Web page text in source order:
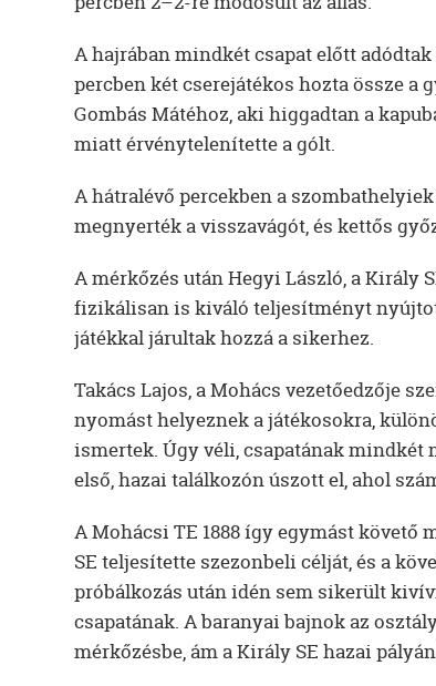
A hajrában mindkét csapat előtt
percben két cserejátékos hozta össze a
Gombás Mátéhoz, aki higgadtan a
miatt érvénytelenítette a gólt.
A hátralévő percekben a
megnyerték a visszavágót, és kettős
A mérkőzés után Hegyi László, a Király
fizikálisan is kiváló teljesítményt
játékkal járultak hozzá a sikerhez.
Takács Lajos, a Mohács vezetőedzője
nyomást helyeznek a játékosokra,
ismertek. Úgy véli, csapatának mindkét
első, hazai találkozón úszott el, ahol
A Mohácsi TE 1888 így egymást követő
SE teljesítette szezonbeli célját, és a
próbálkozás után idén sem sikerült
csapatának. A baranyai bajnok az
mérkőzésbe, ám a Király SE hazai